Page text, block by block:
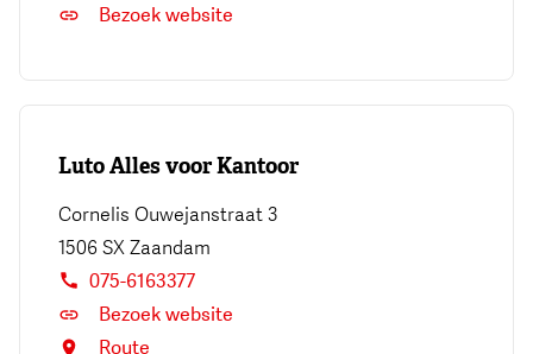
Bezoek website
Luto Alles voor Kantoor
Cornelis Ouwejanstraat 3
1506 SXZaandam
075-6163377
Bezoek website
Route